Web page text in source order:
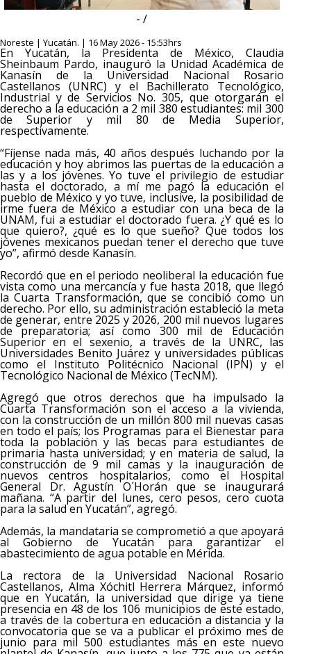
- /
Noreste | Yucatán. | 16 May 2026 - 15:53hrs
En Yucatán, la Presidenta de México, Claudia
Sheinbaum Pardo, inauguró la Unidad Académica de
Kanasín de la Universidad Nacional Rosario
Castellanos (UNRC) y el Bachillerato Tecnológico,
Industrial y de Servicios No. 305, que otorgarán el
derecho a la educación a 2 mil 380 estudiantes: mil 300
de Superior y mil 80 de Media Superior,
respectivamente.
“Fíjense nada más, 40 años después luchando por la
educación y hoy abrimos las puertas de la educación a
las y a los jóvenes. Yo tuve el privilegio de estudiar
hasta el doctorado, a mí me pagó la educación el
pueblo de México y yo tuve, inclusive, la posibilidad de
irme fuera de México a estudiar con una beca de la
UNAM, fui a estudiar el doctorado fuera. ¿Y qué es lo
que quiero?, ¿qué es lo que sueño? Que todos los
jóvenes mexicanos puedan tener el derecho que tuve
yo”, afirmó desde Kanasín.
Recordó que en el periodo neoliberal la educación fue
vista como una mercancía y fue hasta 2018, que llegó
la Cuarta Transformación, que se concibió como un
derecho. Por ello, su administración estableció la meta
de generar, entre 2025 y 2026, 200 mil nuevos lugares
de preparatoria; así como 300 mil de Educación
Superior en el sexenio, a través de la UNRC, las
Universidades Benito Juárez y universidades públicas
como el Instituto Politécnico Nacional (IPN) y el
Tecnológico Nacional de México (TecNM).
Agregó que otros derechos que ha impulsado la
Cuarta Transformación son el acceso a la vivienda,
con la construcción de un millón 800 mil nuevas casas
en todo el país; los Programas para el Bienestar para
toda la población y las becas para estudiantes de
primaria hasta universidad; y en materia de salud, la
construcción de 9 mil camas y la inauguración de
nuevos centros hospitalarios, como el Hospital
General Dr. Agustín O´Horán que se inaugurará
mañana. “A partir del lunes, cero pesos, cero cuota
para la salud en Yucatán”, agregó.
Además, la mandataria se comprometió a que apoyará
al Gobierno de Yucatán para garantizar el
abastecimiento de agua potable en Mérida.
La rectora de la Universidad Nacional Rosario
Castellanos, Alma Xóchitl Herrera Márquez, informó
que en Yucatán, la universidad que dirige ya tiene
presencia en 48 de los 106 municipios de este estado,
a través de la cobertura en educación a distancia y la
convocatoria que se va a publicar el próximo mes de
junio para mil 500 estudiantes más en este nuevo